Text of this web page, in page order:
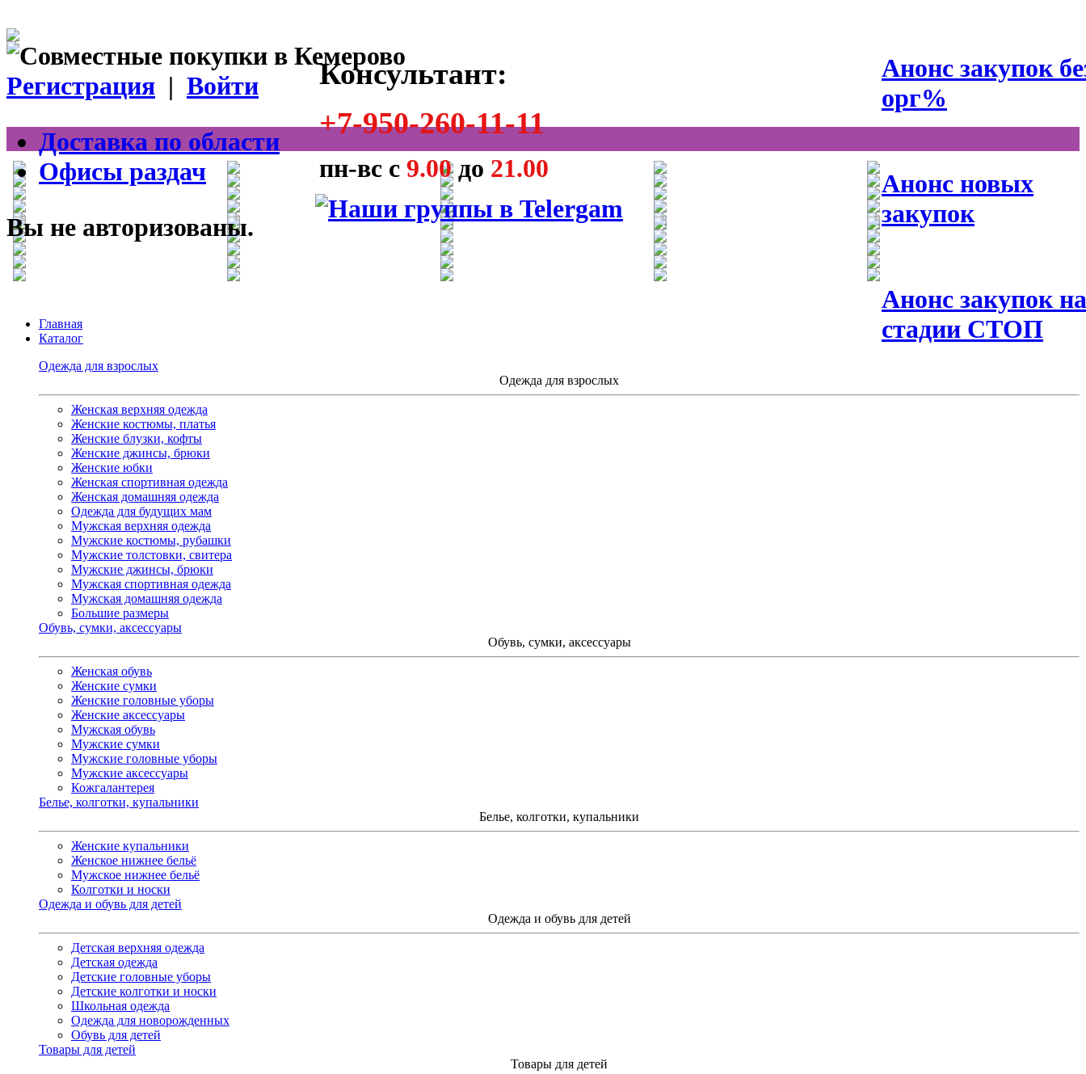
Анонс закупок
орг%
Анонс новых
закупок
Анонс закупок на
стадии СТОП
Консультант:
+7-950-260-11-11
пн-вс с 9.00до 21.00
Регистрация | Войти
Доставка по области
Офисы раздач
Вы не авторизованы.
Главная
Каталог
Одежда для взрослых
Одежда для взрослых
Женская верхняя одежда
Женские костюмы, платья
Женские блузки, кофты
Женские джинсы, брюки
Женские юбки
Женская спортивная одежда
Женская домашняя одежда
Одежда для будущих мам
Мужская верхняя одежда
Мужские костюмы, рубашки
Мужские толстовки, свитера
Мужские джинсы, брюки
Мужская спортивная одежда
Мужская домашняя одежда
Большие размеры
Обувь, сумки, аксессуары
Обувь, сумки, аксессуары
Женская обувь
Женские сумки
Женские головные уборы
Женские аксессуары
Мужская обувь
Мужские сумки
Мужские головные уборы
Мужские аксессуары
Кожгалантерея
Белье, колготки, купальники
Белье, колготки, купальники
Женские купальники
Женское нижнее бельё
Мужское нижнее бельё
Колготки и носки
Одежда и обувь для детей
Одежда и обувь для детей
Детская верхняя одежда
Детская одежда
Детские головные уборы
Детские колготки и носки
Школьная одежда
Одежда для новорожденных
Обувь для детей
Товары для детей
Товары для детей